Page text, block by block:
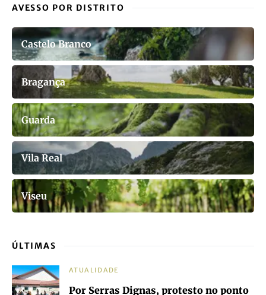
AVESSO POR DISTRITO
Castelo Branco
Bragança
Guarda
Vila Real
Viseu
ÚLTIMAS
ATUALIDADE
Por Serras Dignas, protesto no ponto